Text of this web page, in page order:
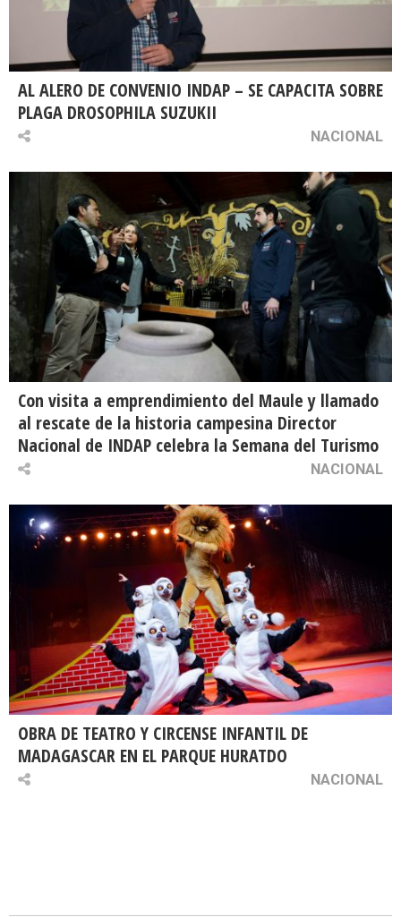
AL ALERO DE CONVENIO INDAP – SE CAPACITA SOBRE
PLAGA DROSOPHILA SUZUKII
NACIONAL
Con visita a emprendimiento del Maule y llamado
al rescate de la historia campesina Director
Nacional de INDAP celebra la Semana del Turismo
NACIONAL
OBRA DE TEATRO Y CIRCENSE INFANTIL DE
MADAGASCAR EN EL PARQUE HURATDO
NACIONAL